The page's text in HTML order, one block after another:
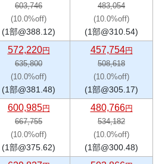
603,746
(10.0%off)
(1部@388.12)
483,054
(10.0%off)
(1部@310.54)
572,220円
635,800
(10.0%off)
(1部@381.48)
457,754円
508,618
(10.0%off)
(1部@305.17)
600,985円
667,755
(10.0%off)
(1部@375.62)
480,766円
534,182
(10.0%off)
(1部@300.48)